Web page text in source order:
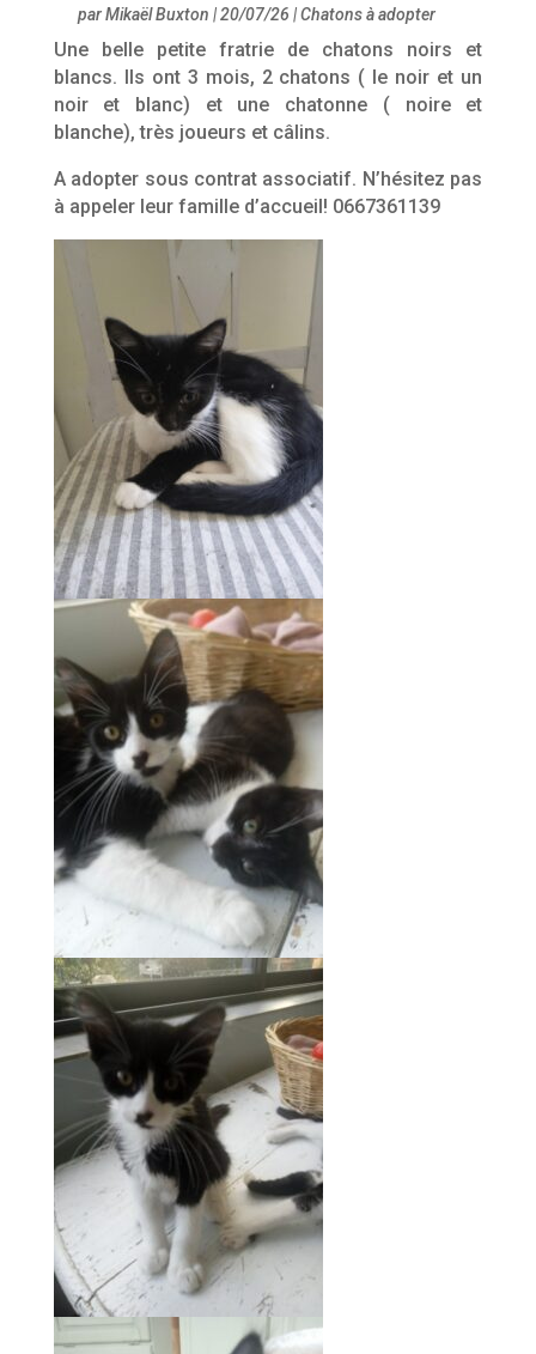
parMikaël Buxton |20/07/26 |Chatons à adopter
Une belle petite fratrie de chatons noirs et
blancs. Ils ont 3 mois, 2 chatons ( le noir et un
noir et blanc) et une chatonne ( noire et
blanche), très joueurs et câlins.
A adopter sous contrat associatif. N’hésitez pas
à appeler leur famille d’accueil! 0667361139